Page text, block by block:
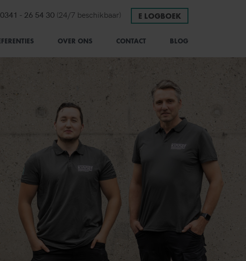
Telefoonnummer
0341 - 26 54 30 (24/7 beschikbaar) E LOGBOEK
OVER ONS CONTACT BLOG